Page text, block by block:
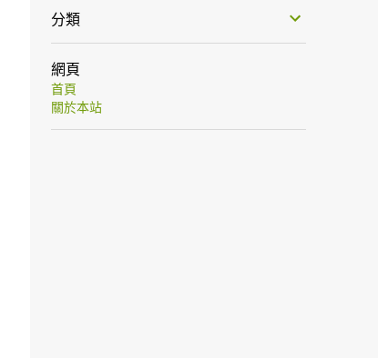
分類
網頁
首頁
關於本站